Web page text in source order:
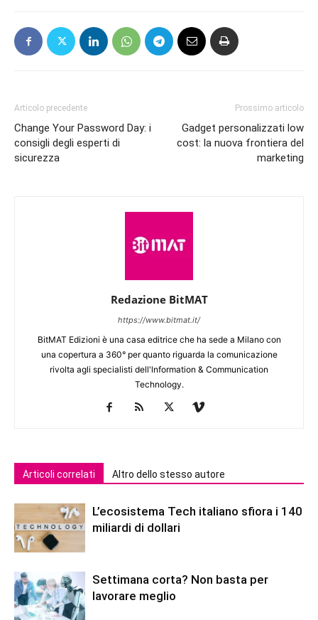
Articolo precedente
Change Your Password Day: i
consigli degli esperti di
sicurezza
Prossimo articolo
Gadget personalizzati low
cost: la nuova frontiera del
marketing
Redazione BitMAT
https://www.bitmat.it/
BitMAT Edizioni è una casa editrice che ha sede a Milano con
una copertura a 360° per quanto riguarda la comunicazione
rivolta agli specialisti dell'lnformation & Communication
Technology.
Articoli correlati Altro dello stesso autore
L’ecosistema Tech italiano sfiora i 140
miliardi di dollari
Settimana corta? Non basta per
lavorare meglio